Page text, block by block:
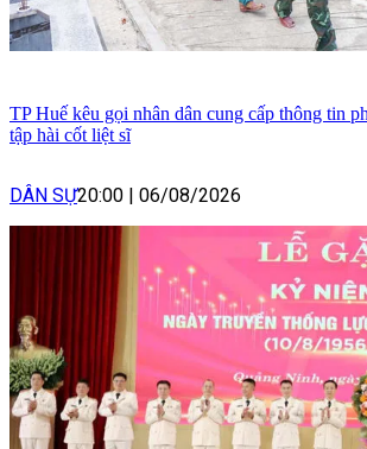
TP Huế kêu gọi nhân dân cung cấp thông tin
tập hài cốt liệt sĩ
DÂN SỰ20:00 06/08/2026